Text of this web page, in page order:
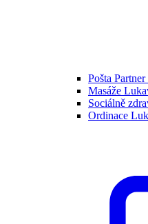
Pošta
Masáže
Sociálně
Ordinace